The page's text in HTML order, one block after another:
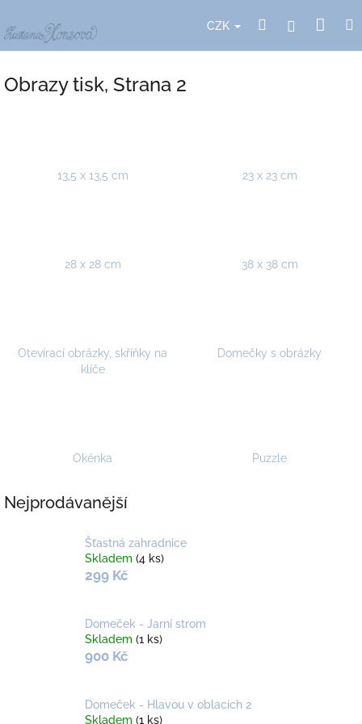
na
obsah
CZK HledatPřihlášení
Obrazy tisk, Strana 2
13,5 x 13,5 cm 23 x 23 cm
28 x 28 cm 38 x 38 cm
Otevírací obrázky, skříňky na
klíče
Domečky s obrázky
Okénka Puzzle
Nejprodávanější
Šťastná zahradnice
Skladem (4 ks)
299 Kč
Domeček - Jarní strom
Skladem (1 ks)
900 Kč
Domeček - Hlavou v oblacích 2
Skladem (1 ks)